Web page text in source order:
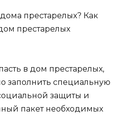
в дом престарелых,
заполнить специальную
защиты и
пакет необходимых